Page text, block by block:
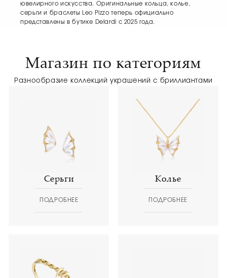
ювелирного искусства. Оригинальные кольца, колье,
серьги и браслеты Leo Pizzo теперь официально
представлены в бутике Delardi с 2025 года.
Магазин по категориям
Разнообразие коллекций украшений с бриллиантами
Серьги
ПОДРОБНЕЕ
Колье
ПОДРОБНЕЕ